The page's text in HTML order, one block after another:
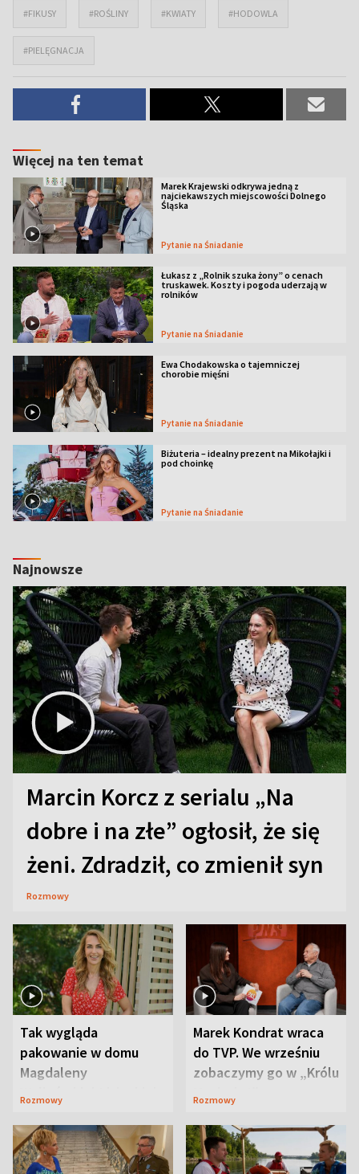
#FIKUSY #ROŚLINY #KWIATY #HODOWLA
#PIELĘGNACJA
Więcej na ten temat
Marek Krajewski odkrywa jedną z
najciekawszych miejscowości Dolnego
Śląska
Pytanie na Śniadanie
Łukasz z „Rolnik szuka żony” o cenach
truskawek. Koszty i pogoda uderzają w
rolników
Pytanie na Śniadanie
Ewa Chodakowska o tajemniczej
chorobie mięśni
Pytanie na Śniadanie
Biżuteria – idealny prezent na Mikołajki i
pod choinkę
Pytanie na Śniadanie
Najnowsze
Marcin Korcz z serialu „Na
dobre i na złe” ogłosił, że się
żeni. Zdradził, co zmienił syn
Rozmowy
Tak wygląda
pakowanie w domu
Magdaleny
Waligórskiej-Lisieckiej.
Rozmowy
Marek Kondrat wraca
do TVP. We wrześniu
zobaczymy go w „Królu
Maciusiu I”
Rozmowy